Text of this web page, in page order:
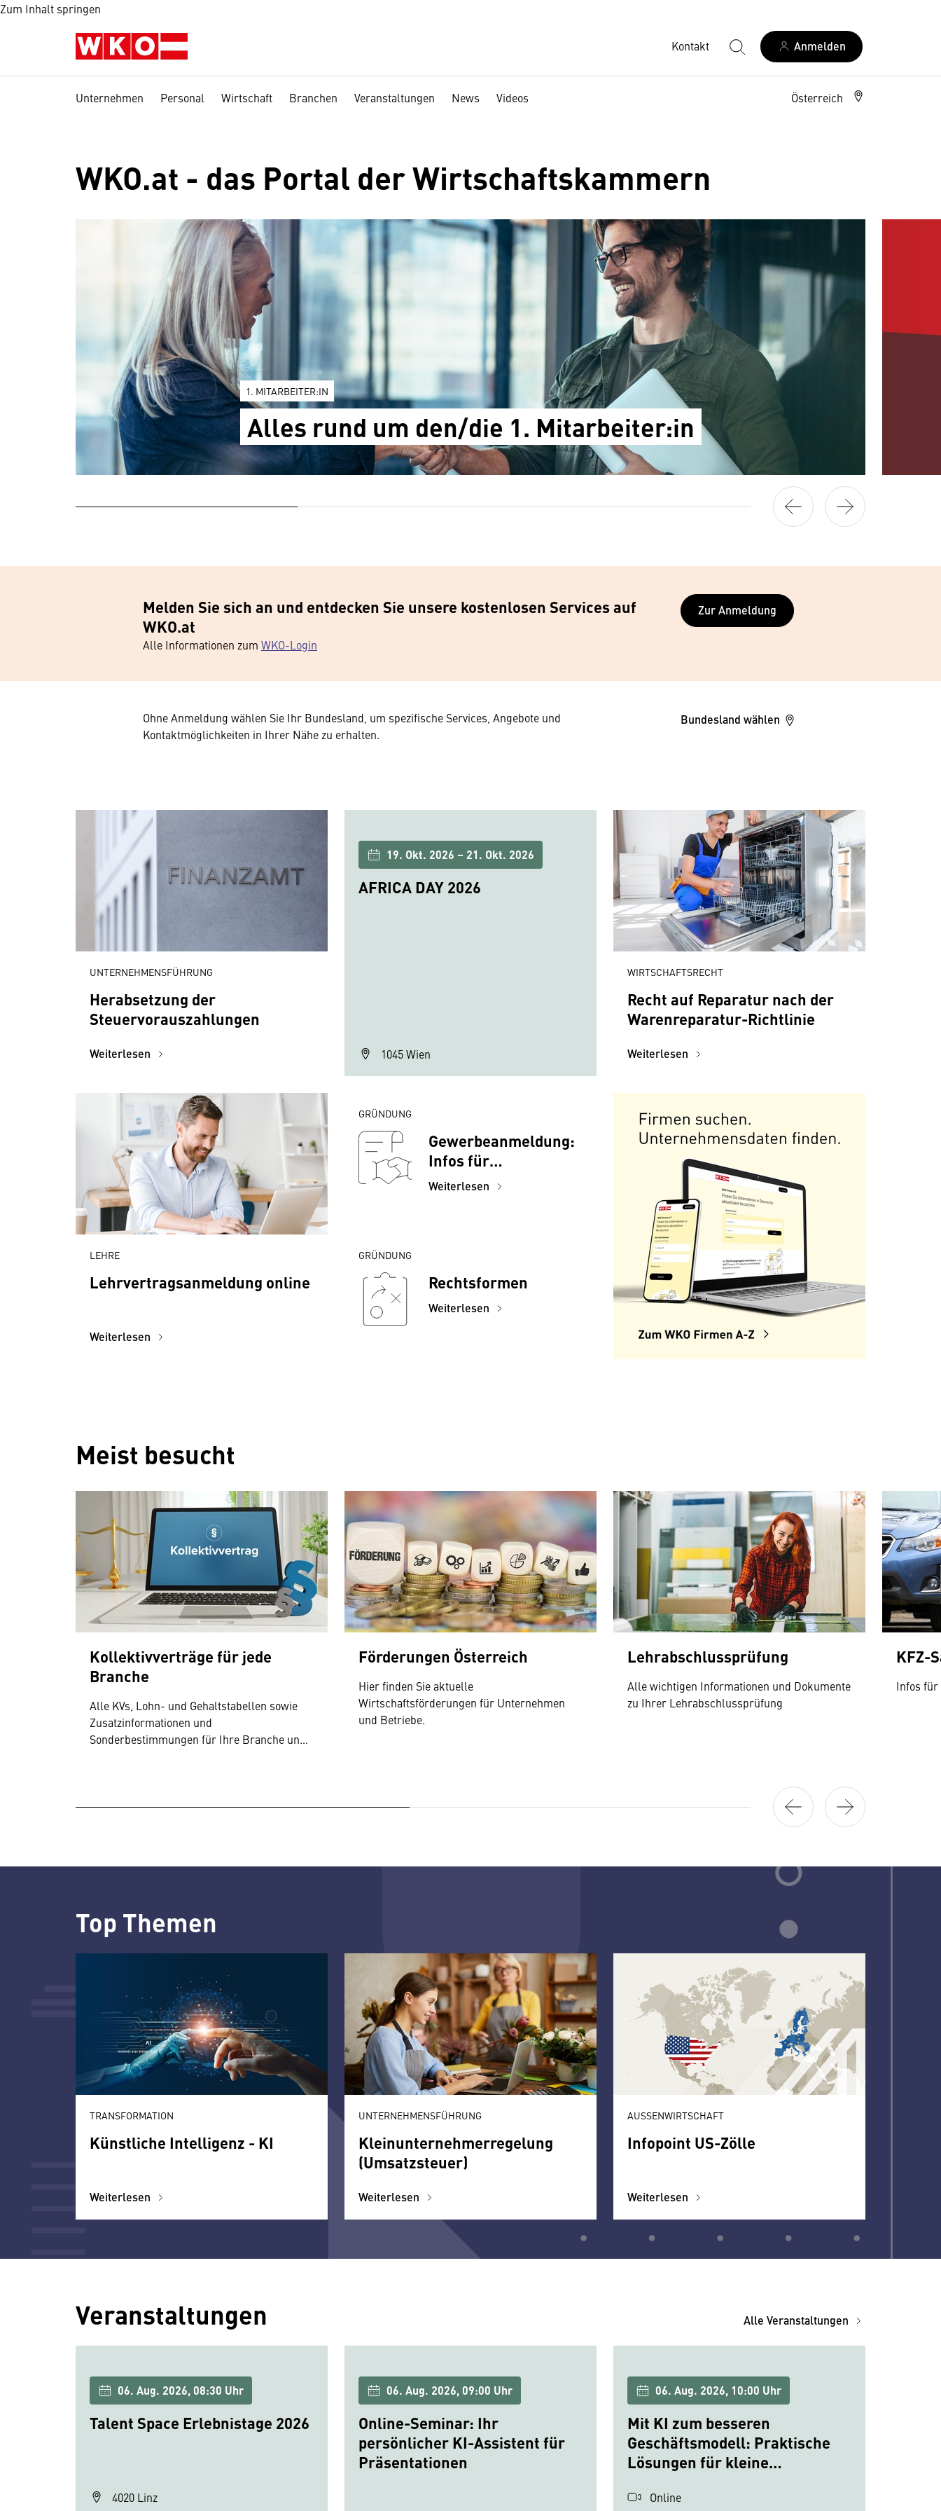
Zum Inhalt springen
Kontakt Anmelden
Unternehmen Personal Wirtschaft Branchen Veranstaltungen News Videos Österreich
WKO.at - das Portal der Wirtschaftskammern
1. MITARBEITER:IN
Alles rund um den/die 1. Mitarbeiter:in
Melden Sie sich an und entdecken Sie unsere kostenlosen Services auf
WKO.at
Alle Informationen zum WKO-Login
Zur Anmeldung
Ohne Anmeldung wählen Sie Ihr Bundesland, um spezifische Services, Angebote und
Kontaktmöglichkeiten in Ihrer Nähe zu erhalten.
Bundesland wählen
UNTERNEHMENSFÜHRUNG
Herabsetzung der
Steuervorauszahlungen
Weiterlesen
19. Okt. 2026 – 21. Okt. 2026
AFRICA DAY 2026
1045 Wien
WIRTSCHAFTSRECHT
Recht auf Reparatur nach der
Warenreparatur-Richtlinie
Weiterlesen
LEHRE
Lehrvertragsanmeldung online
Weiterlesen
GRÜNDUNG
Gewerbeanmeldung:
Infos für
Gründer:innen
Weiterlesen
GRÜNDUNG
Rechtsformen
Weiterlesen
Meist besucht
Kollektivverträge für jede
Branche
Alle KVs, Lohn- und Gehaltstabellen sowie
Zusatzinformationen und
Sonderbestimmungen für Ihre Branche und
Förderungen Österreich
Hier finden Sie aktuelle
Wirtschaftsförderungen für Unternehmen
und Betriebe.
Lehrabschlussprüfung
Alle wichtigen Informationen und Dokumente
zu Ihrer Lehrabschlussprüfung
KFZ-
Infos für
Top Themen
TRANSFORMATION
Künstliche Intelligenz - KI
Weiterlesen
UNTERNEHMENSFÜHRUNG
Kleinunternehmerregelung
(Umsatzsteuer)
Weiterlesen
AUSSENWIRTSCHAFT
Infopoint US-Zölle
Weiterlesen
Veranstaltungen Alle Veranstaltungen
06. Aug. 2026, 08:30 Uhr
Talent Space Erlebnistage 2026
4020 Linz
06. Aug. 2026, 09:00 Uhr
Online-Seminar: Ihr
persönlicher KI-Assistent für
Präsentationen
06. Aug. 2026, 10:00 Uhr
Mit KI zum besseren
Geschäftsmodell: Praktische
Lösungen für kleine
Online